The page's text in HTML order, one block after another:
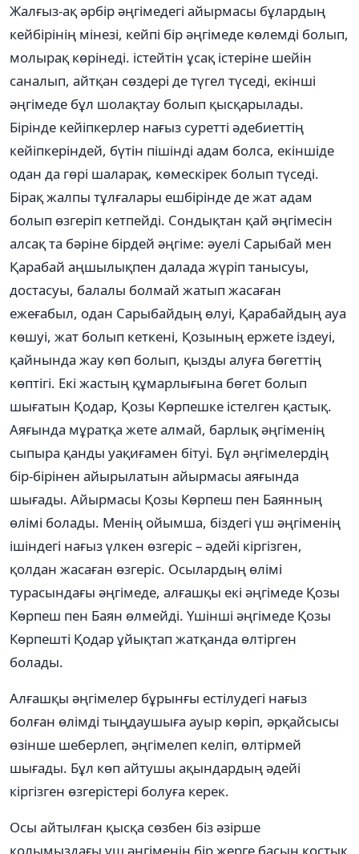
Жалғыз-ақ әрбір әңгімедегі айырмасы бұлардың
кейбірінің мінезі, кейпі бір әңгімеде көлемді болып,
молырақ көрінеді. істейтін ұсақ істеріне шейін
саналып, айтқан сөздері де түгел түседі, екінші
әңгімеде бұл шолақтау болып қысқарылады.
Бірінде кейіпкерлер нағыз суретті әдебиеттің
кейіпкеріндей, бүтін пішінді адам болса, екіншіде
одан да гөрі шаларақ, көмескірек болып түседі.
Бірақ жалпы тұлғалары ешбірінде де жат адам
болып өзгеріп кетпейді. Сондықтан қай әңгімесін
алсақ та бәріне бірдей әңгіме: әуелі Сарыбай мен
Қарабай аңшылықпен далада жүріп танысуы,
достасуы, балалы болмай жатып жасаған
ежеғабыл, одан Сарыбайдың өлуі, Қарабайдың ауа
көшуі, жат болып кеткені, Қозының ержете іздеуі,
қайнында жау көп болып, қызды алуға бөгеттің
көптігі. Екі жастың құмарлығына бөгет болып
шығатын Қодар, Қозы Көрпешке істелген қастық.
Аяғында мұратқа жете алмай, барлық әңгіменің
сыпыра қанды уақиғамен бітуі. Бұл әңгімелердің
бір-бірінен айырылатын айырмасы аяғында
шығады. Айырмасы Қозы Көрпеш пен Баянның
өлімі болады. Менің ойымша, біздегі үш әңгіменің
ішіндегі нағыз үлкен өзгеріс – әдейі кіргізген,
қолдан жасаған өзгеріс. Осылардың өлімі
турасындағы әңгімеде, алғашқы екі әңгімеде Қозы
Көрпеш пен Баян өлмейді. Үшінші әңгімеде Қозы
Көрпешті Қодар ұйықтап жатқанда өлтірген
болады.
Алғашқы әңгімелер бұрынғы естілудегі нағыз
болған өлімді тыңдаушыға ауыр көріп, әрқайсысы
өзінше шеберлеп, әңгімелеп келіп, өлтірмей
шығады. Бұл көп айтушы ақындардың әдейі
кіргізген өзгерістері болуға керек.
Осы айтылған қысқа сөзбен біз әзірше
қолымыздағы үш әңгіменің бір жерге басын қостық